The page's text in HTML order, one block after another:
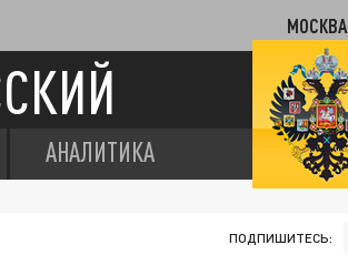
МОСКВА
АНАЛИТИКА
ПОДПИШИТЕСЬ: